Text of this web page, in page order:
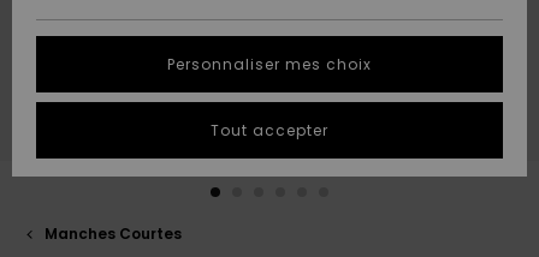
A
Découvrir
A
Découvrir
tailles
conversation
obtenir la
QUIKSILVER
Manches Courtes
Personnaliser mes choix
Tout accepter